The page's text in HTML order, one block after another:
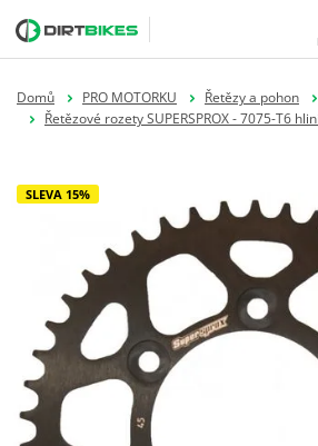
Domů PRO MOTORKU Řetězy a pohon
Řetězové rozety SUPERSPROX - 7075-T6
SLEVA 15%